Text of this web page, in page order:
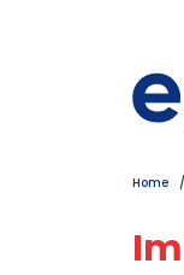
Zum Kontakt
Home